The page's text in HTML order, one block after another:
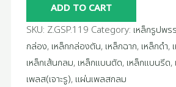
ADD TO CART
SKU: Z.GSP.119 Category: เหล็กรูปพ
กล่อง, เหล็กกล่องตัน, เหล็กฉาก, เหล็กดำ,
เหล็กเส้นกลม, เหล็กแบนตัด, เหล็กแบนรีด,
เพลส(เจาะรู), แผ่นเพลสกลม